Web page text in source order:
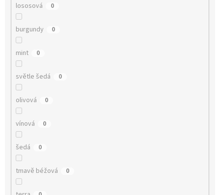
lososová 0
burgundy 0
mint 0
světle šedá 0
olivová 0
vínová 0
šedá 0
tmavě béžová 0